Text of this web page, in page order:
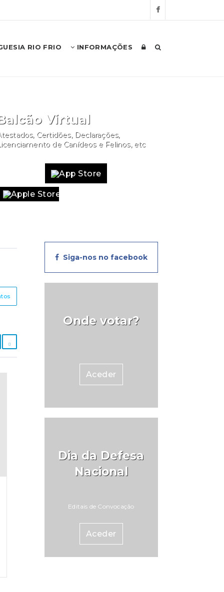
RIO FRIO INFORMAÇÕES
Balcão Virtual
Certidões, Declarações,
de Canídeos e Felinos, etc
Siga-nos no facebook
Onde votar?
Aceder
Dia da Defesa
Nacional
Editais de Convocação
Aceder